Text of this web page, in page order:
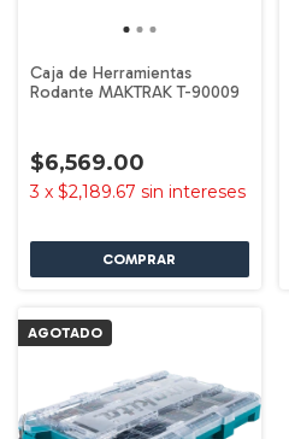
Caja de Herramientas
Rodante MAKTRAK T-90009
$6,569.00
3 x $2,189.67 sin intereses
AGOTADO